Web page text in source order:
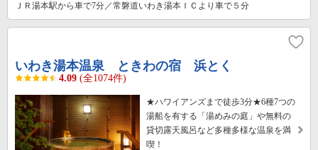
ＪＲ湯本駅から車で7分／常磐道いわき湯本ＩＣより車で５分
いわき湯本温泉 ときわの宿 浜とく
4.09 (全1074件)
★ハワイアンズまで徒歩3分★6種7つの
湯船を有する「湯めみの庭」や無料の
貸切露天風呂など多種多様な温泉を満
喫！